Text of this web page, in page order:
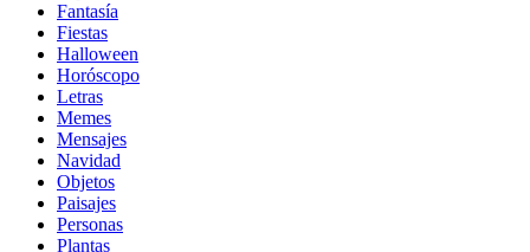
Fantasía
Fiestas
Halloween
Horóscopo
Letras
Memes
Mensajes
Navidad
Objetos
Paisajes
Personas
Plantas